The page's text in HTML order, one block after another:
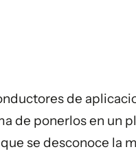
de
de ponerlos en un
se desconoce la